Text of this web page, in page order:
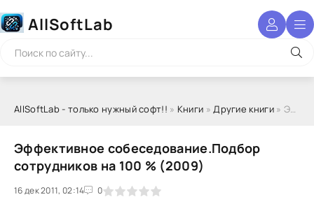
AllSoftLab
AllSoftLab - только нужный софт!! » Книги »Другие книги» Эффективное собеседование.Подбор сотрудников на 100 % (2009)
Эффективное собеседование.Подбор
сотрудников на 100 % (2009)
16 дек 2011, 02:14 0
1 2 3 4 5